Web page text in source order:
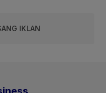
IKLAN